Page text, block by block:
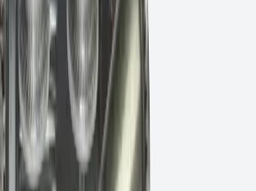
сталь
мм: M5
мм
мм